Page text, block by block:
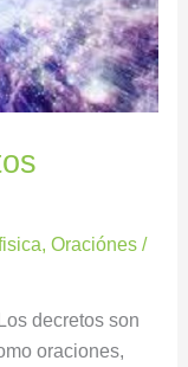
,Oraciónes /
decretos son
oraciones,